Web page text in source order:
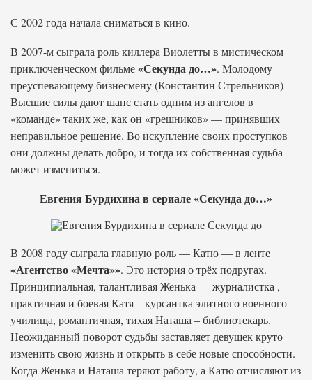
С 2002 года начала сниматься в кино.
В 2007-м сыграла роль киллера Виолетты в мистическом
приключенческом фильме«Секунда до…». Молодому
преуспевающему бизнесмену (Константин Стрельников)
Высшие силы дают шанс стать одним из ангелов в
«команде» таких же, как он «грешников» — принявших
неправильное решение. Во искупление своих проступков
они должны делать добро, и тогда их собственная судьба
может измениться.
Евгения Бурдихина в сериале «Секунда до…»
В 2008 году сыграла главную роль — Катю — в ленте
«Агентство «Мечта»». Это история о трёх подругах.
Принципиальная, талантливая Женька — журналистка ,
практичная и боевая Катя – курсантка элитного военного
училища, романтичная, тихая Наташа – библиотекарь.
Неожиданный поворот судьбы заставляет девушек круто
изменить свою жизнь и открыть в себе новые способности.
Когда Женька и Наташа теряют работу, а Катю отчисляют из